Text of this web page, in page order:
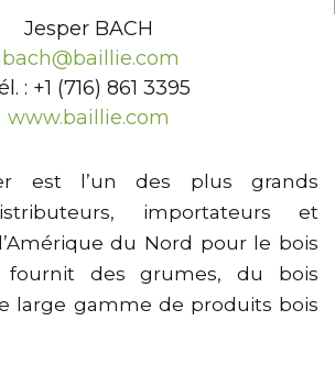
Jesper BACH
: +1 (716) 861 3395
www.baillie.com
est l’un des plus grands
importateurs et
du Nord pour le bois
fournit des grumes, du bois
large gamme de produits bois